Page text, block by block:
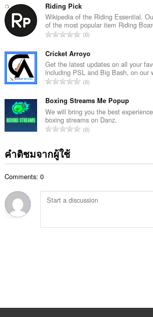
น
น
ร
ว
ม
ทั้
ง
ห
ด
:
ว
น
ค
ะ
น
น
ร
ว
ม
ทั้
ง
ห
Riding Pick
Wikipedia of the Riding Essential.
of the most popular item Riding
จำ
ว
น
ค
ะ
น
น
ร
ว
ง
ด
0
Cricket Arroyo
Get the latest updates on all your
including PSL and Big Bash, on our
จำ
ว
น
ค
ะ
น
ม
ทั้
0
Boxing Streams Me Popup
We will bring you the best
boxing streams on Danz.
จำ
แ
น
ว
0
คำติชมจากผู้ใช้
Comments: 0